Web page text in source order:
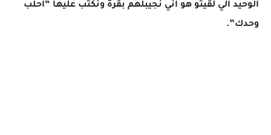
الوحيد الي لقيتو هو اني نجيبلهم بقرة ونكتب عليها “احلب
وحدك”.